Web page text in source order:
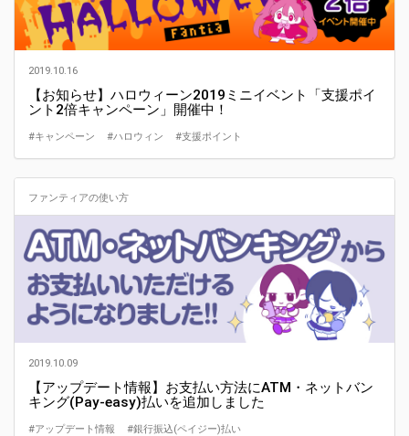
2019.10.16
【お知らせ】ハロウィーン2019ミニイベント「支援ポイ
ント2倍キャンペーン」開催中！
#キャンペーン #ハロウィン #支援ポイント
ファンティアの使い方
2019.10.09
【アップデート情報】お支払い方法にATM・ネットバン
キング(Pay-easy)払いを追加しました
#アップデート情報 #銀行振込(ペイジー)払い